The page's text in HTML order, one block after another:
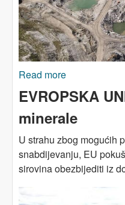
Read more
tranziciji:
EVROPSKA
minerale
U strahu zbog mogućih
snabdijevanju, EU
sirovina obezbijediti iz